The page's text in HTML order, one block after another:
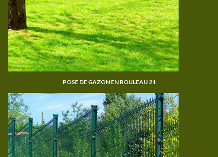
POSE DE GAZON EN ROULEAU 21